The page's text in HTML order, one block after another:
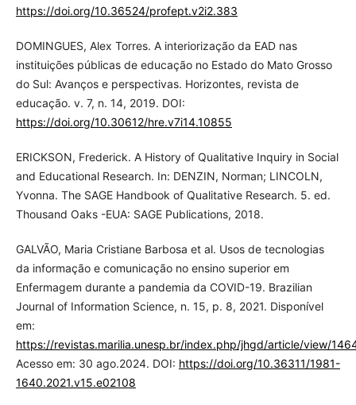
https://doi.org/10.36524/profept.v2i2.383
DOMINGUES, Alex Torres. A interiorização da EAD nas
instituições públicas de educação no Estado do Mato Grosso
do Sul: Avanços e perspectivas. Horizontes, revista de
educação. v. 7, n. 14, 2019. DOI:
https://doi.org/10.30612/hre.v7i14.10855
ERICKSON, Frederick. A History of Qualitative Inquiry in Social
and Educational Research. In: DENZIN, Norman; LINCOLN,
Yvonna. The SAGE Handbook of Qualitative Research. 5. ed.
Thousand Oaks -EUA: SAGE Publications, 2018.
GALVÃO, Maria Cristiane Barbosa et al. Usos de tecnologias
da informação e comunicação no ensino superior em
Enfermagem durante a pandemia da COVID-19. Brazilian
Journal of Information Science, n. 15, p. 8, 2021. Disponível
em:
https://revistas.marilia.unesp.br/index.php/jhgd/article/view/
Acesso em: 30 ago.2024. DOI: https://doi.org/10.36311/1981-
1640.2021.v15.e02108